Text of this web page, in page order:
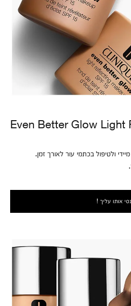
™ Even Better Glow
ולטיפול בכתמי עור לאורך זמן.
נסי אותו עליך !